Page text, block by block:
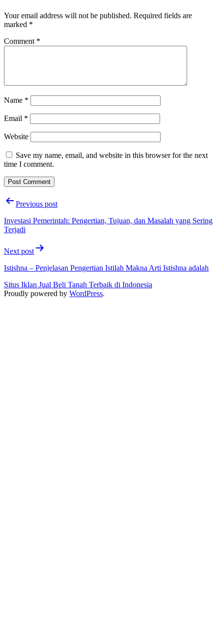
Your email address will not be published. Required fields are
marked *
Comment *
Name *
Email *
Website
Save my name, email, and website in this browser for the next
time I comment.
PostPrevious post
Investasi Pemerintah: Pengertian, Tujuan, dan Masalah yang Sering
Terjadi
Next post
Istishna – Penjelasan Pengertian Istilah Makna Arti Istishna adalah
Situs Iklan Jual Beli Tanah Terbaik di Indonesia
Proudly powered by WordPress.